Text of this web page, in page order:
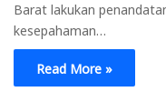
Barat lakukan
kesepahaman…
Read More »